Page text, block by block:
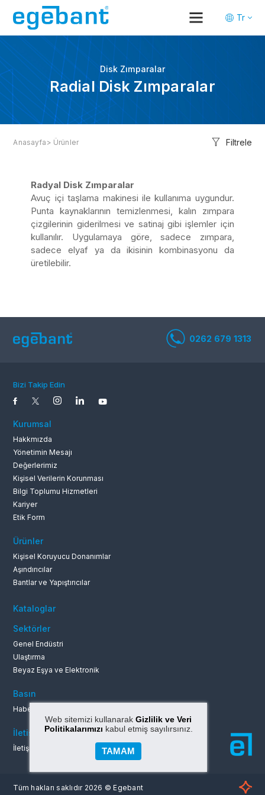
Tr
En
Disk Zımparalar
Radial Disk Zımparalar
Anasayfa > Ürünler Filtrele
Radyal Disk Zımparalar
Avuç içi taşlama makinesi ile kullanıma uygundur.
Punta kaynaklarının temizlenmesi, kalın zımpara
çizgilerinin giderilmesi ve satinaj gibi işlemler için
kullanılır. Uygulamaya göre, sadece zımpara,
sadece elyaf ya da ikisinin kombinasyonu da
üretilebilir.
Bizi Takip Edin
Kurumsal
Hakkmızda
Yönetimin Mesajı
Değerlerimiz
Kişisel Verilerin Korunması
Bilgi Toplumu Hizmetleri
Kariyer
Etik Form
Ürünler
Kişisel Koruyucu Donanımlar
Aşındırıcılar
Bantlar ve Yapıştırıcılar
Kataloglar
Sektörler
Genel Endüstri
Ulaştırma
Beyaz Eşya ve Elektronik
Basın
Haberler ve Duyurular
İletişim
İletişim Bilgileri
Tüm hakları saklıdır 2026 © Egebant
Web sitemizi kullanarak Gizlilik ve Veri
Politikalarımızı kabul etmiş sayılırsınız.
TAMAM